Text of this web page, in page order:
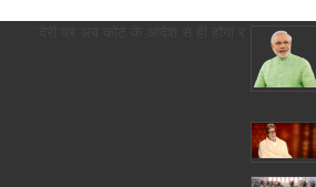
अब कोर्ट के आदेश से ही होगा रजिस्ट्रेशन chief